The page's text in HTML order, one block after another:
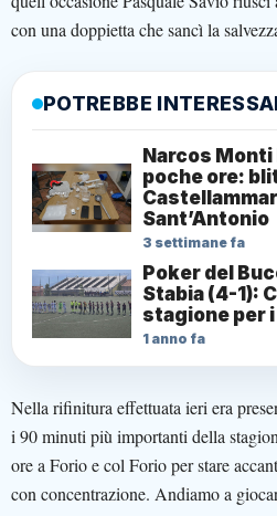
con una doppietta che sancì la
POTREBBE
Narcos
poche ore:
Sant’Antonio
3 settimane fa
Poker del
Stabia (4-1):
stagione per
1 anno fa
Nella rifinitura effettuata ieri era
i 90 minuti più importanti della
ore a Forio e col Forio per stare
con concentrazione. Andiamo a